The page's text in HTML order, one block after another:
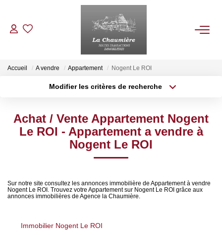
ACHETER
ESTIMER
NOS BIENS VENDUS
NOTRE AGENCE
Nos Services
Accueil A vendre Appartement Nogent Le ROI
Modifier les critères de recherche
Sélectionnez...
Type de bien
Surface min
Achat / Vente Appartement Nogent
Le ROI - Appartement a vendre à
Nogent Le ROI
Sur notre site consultez les annonces immobilière de Appartement à vendre
Nogent Le ROI. Trouvez votre Appartement sur Nogent Le ROI grâce aux
annonces immobilières de Agence la Chaumière.
Immobilier Nogent Le ROI